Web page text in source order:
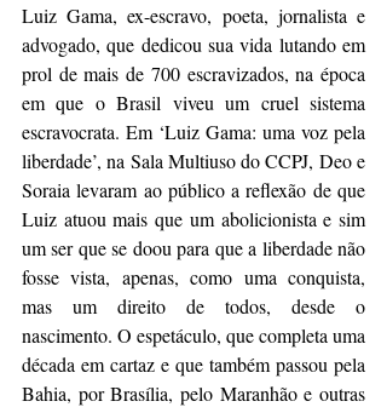
Luiz Gama, ex-escravo, poeta, jornalista e
advogado, que dedicou sua vida lutando em
prol de mais de 700 escravizados, na época
em que o Brasil viveu um cruel sistema
escravocrata. Em ‘Luiz Gama: uma voz pela
liberdade’, na Sala Multiuso do CCPJ, Deo e
Soraia levaram ao público a reflexão de que
Luiz atuou mais que um abolicionista e sim
um ser que se doou para que a liberdade não
fosse vista, apenas, como uma conquista,
mas um direito de todos, desde o
nascimento. O espetáculo, que completa uma
década em cartaz e que também passou pela
Bahia, por Brasília, pelo Maranhão e outras